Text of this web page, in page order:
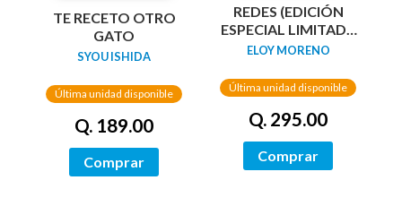
TE RECETO OTRO
GATO
SYOU ISHIDA
Última unidad disponible
Q. 189.00
Comprar
REDES (EDICIÓN
ESPECIAL LIMITADA
GUARDAS DRAGÓN)
ELOY MORENO
Última unidad disponible
Q. 295.00
Comprar